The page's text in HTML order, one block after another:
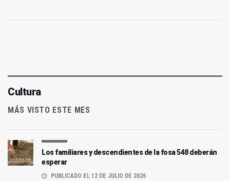
Cultura
MÁS VISTO ESTE MES
Los familiares y descendientes de la fosa 548 deberán
esperar
PUBLICADO EL 12 DE JULIO DE 2026